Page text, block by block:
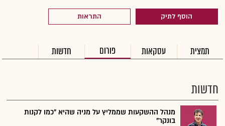
הוסף לתיק התראות
תמצית עסקאות פורום חדשות
חדשות
מנהל ההשקעות שממליץ על מניה שהיא "כמו לקנות
בונקר"